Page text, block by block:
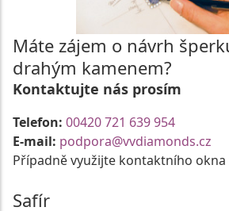
Máte zájem o návrh
drahým kamenem?
Kontaktujte nás prosím
Telefon: 00420 721 639 954
E-mail: podpora@vvdiamonds.cz
Případně využijte kontaktního okna
Safír